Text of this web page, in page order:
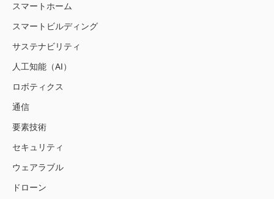
スマートホーム
スマートビルディング
サステナビリティ
人工知能（AI）
ロボティクス
通信
要素技術
セキュリティ
ウェアラブル
ドローン